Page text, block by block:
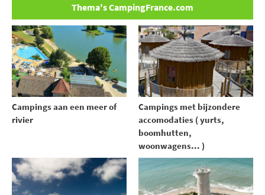
Thema's CampingFrance.com
Campings aan een meer of
rivier
Campings met bijzondere
accomodaties ( yurts,
boomhutten,
woonwagens... )